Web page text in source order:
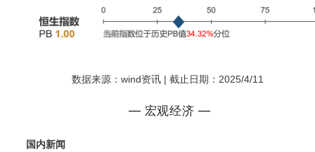
数据来源：wind资讯 | 截止日期：2025/4/11
— 宏观经济 —
国内新闻